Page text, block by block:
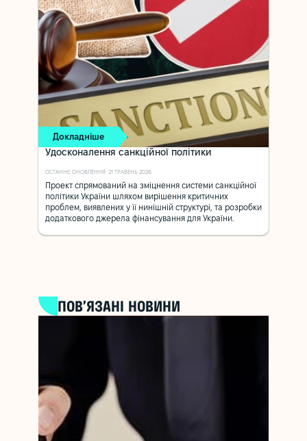
Докладніше
Удосконалення санкційної політики
ОСТАННЄ ОНОВЛЕННЯ: 21 ТРАВЕНЬ 2026
Проект спрямований на зміцнення системи санкційної
політики України шляхом вирішення критичних
проблем, виявлених у її нинішній структурі, та розробки
додаткового джерела фінансування для України.
ПОВ’ЯЗАНІ НОВИНИ